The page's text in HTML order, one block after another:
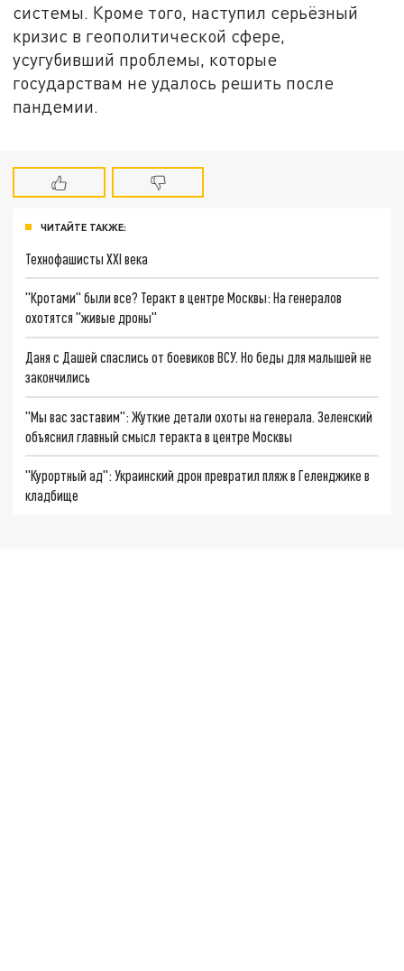
системы. Кроме того, наступил серьёзный
кризис в геополитической сфере,
усугубивший проблемы, которые
государствам не удалось решить после
пандемии.
ЧИТАЙТЕ ТАКЖЕ:
Технофашисты XXI века
"Кротами" были все? Теракт в центре Москвы: На генералов
охотятся "живые дроны"
Даня с Дашей спаслись от боевиков ВСУ. Но беды для малышей не
закончились
"Мы вас заставим": Жуткие детали охоты на генерала. Зеленский
объяснил главный смысл теракта в центре Москвы
"Курортный ад": Украинский дрон превратил пляж в Геленджике в
кладбище